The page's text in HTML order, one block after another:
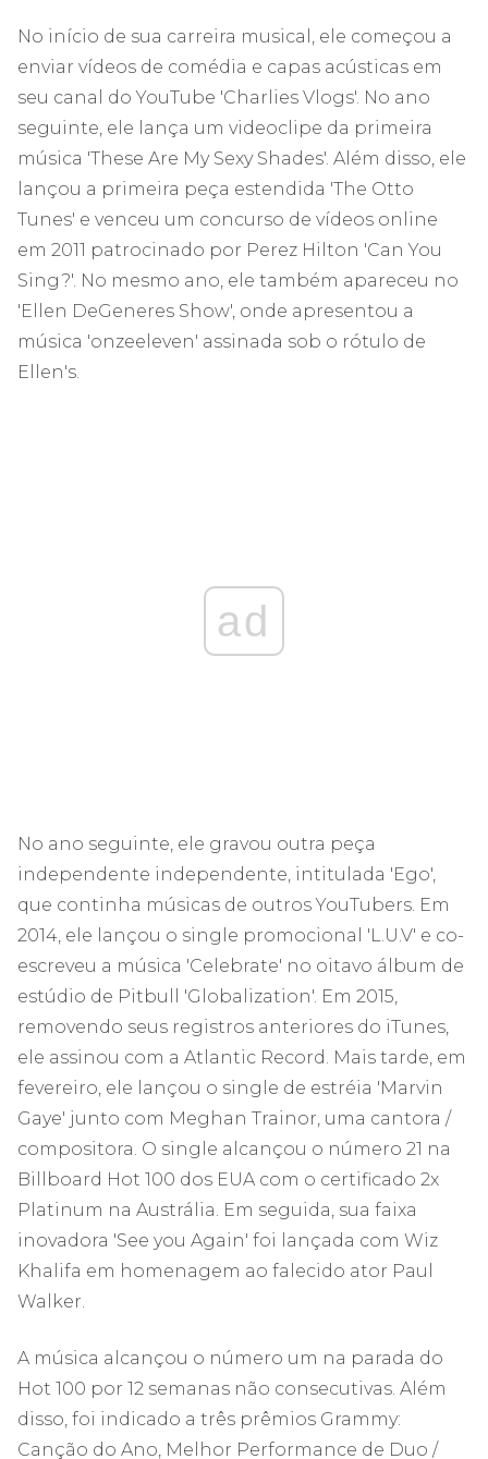
No início de sua carreira musical, ele começou a
enviar vídeos de comédia e capas acústicas em
seu canal do YouTube 'Charlies Vlogs'. No ano
seguinte, ele lança um videoclipe da primeira
música 'These Are My Sexy Shades'. Além disso, ele
lançou a primeira peça estendida 'The Otto
Tunes' e venceu um concurso de vídeos online
em 2011 patrocinado por Perez Hilton 'Can You
Sing?'. No mesmo ano, ele também apareceu no
'Ellen DeGeneres Show', onde apresentou a
música 'onzeeleven' assinada sob o rótulo de
Ellen's.
ad
No ano seguinte, ele gravou outra peça
independente independente, intitulada 'Ego',
que continha músicas de outros YouTubers. Em
2014, ele lançou o single promocional 'L.U.V' e co-
escreveu a música 'Celebrate' no oitavo álbum de
estúdio de Pitbull 'Globalization'. Em 2015,
removendo seus registros anteriores do iTunes,
ele assinou com a Atlantic Record. Mais tarde, em
fevereiro, ele lançou o single de estréia 'Marvin
Gaye' junto com Meghan Trainor, uma cantora /
compositora. O single alcançou o número 21 na
Billboard Hot 100 dos EUA com o certificado 2x
Platinum na Austrália. Em seguida, sua faixa
inovadora 'See you Again' foi lançada com Wiz
Khalifa em homenagem ao falecido ator Paul
Walker.
A música alcançou o número um na parada do
Hot 100 por 12 semanas não consecutivas. Além
disso, foi indicado a três prêmios Grammy:
Canção do Ano, Melhor Performance de Duo /